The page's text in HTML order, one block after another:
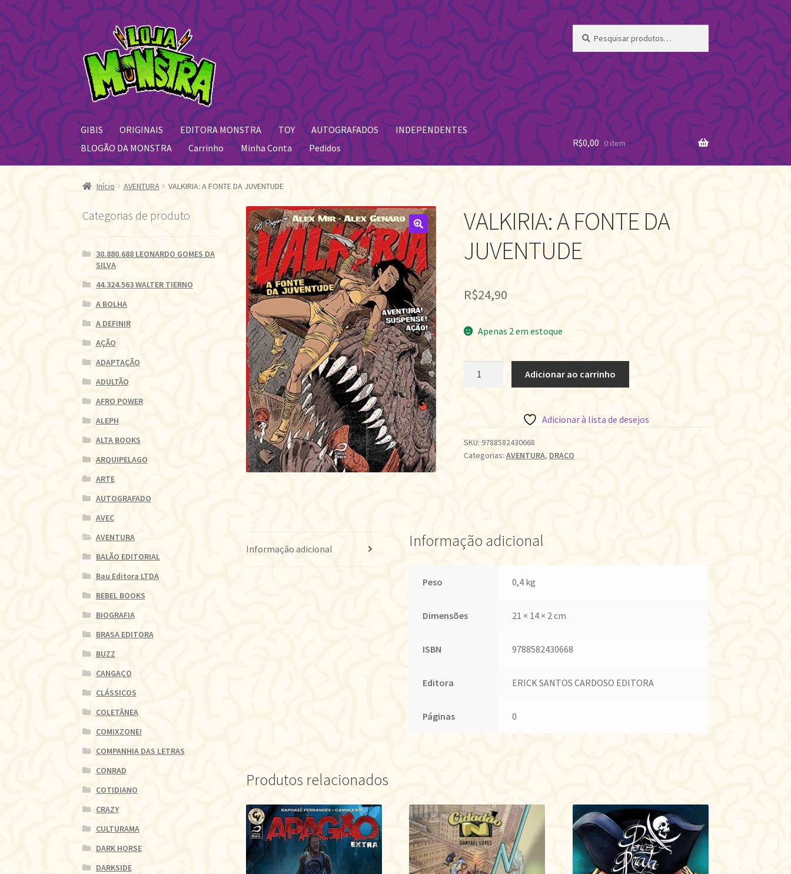
Pular
para
navegação
Pular
para
o
conteúdo
por:
GIBIS ORIGINAIS EDITORA MONSTRA TOY AUTOGRAFADOS
INDEPENDENTES
BLOGÃO DA MONSTRA
Carrinho Minha Conta Pedidos R$0,00 0 item
Início AVENTURA VALKIRIA: A FONTE DA JUVENTUDE
🔍
VALKIRIA: A FONTE DA
JUVENTUDE
R$24,90
Apenas 2 em estoque
JUVENTUDE
quantidade
Adicionar ao carrinho
Adicionar à lista de desejos
SKU: 9788582430668
Categorias: AVENTURA, DRACO
Informação adicional Informação adicional
Peso 0,4 kg
Dimensões 21 × 14 × 2 cm
ISBN 9788582430668
Editora ERICK SANTOS CARDOSO EDITORA
Páginas 0
Produtos relacionados
Categorias de produto
30.880.688 LEONARDO GOMES DA
SILVA
44.324.563 WALTER TIERNO
A BOLHA
A DEFINIR
AÇÃO
ADAPTAÇÃO
ADULTÃO
AFRO POWER
ALEPH
ALTA BOOKS
ARQUIPELAGO
ARTE
AUTOGRAFADO
AVEC
AVENTURA
BALÃO EDITORIAL
Bau Editora LTDA
BEBEL BOOKS
BIOGRAFIA
BRASA EDITORA
BUZZ
CANGAÇO
CLÁSSICOS
COLETÂNEA
COMIXZONE!
COMPANHIA DAS LETRAS
CONRAD
COTIDIANO
CRAZY
CULTURAMA
DARK HORSE
DARKSIDE